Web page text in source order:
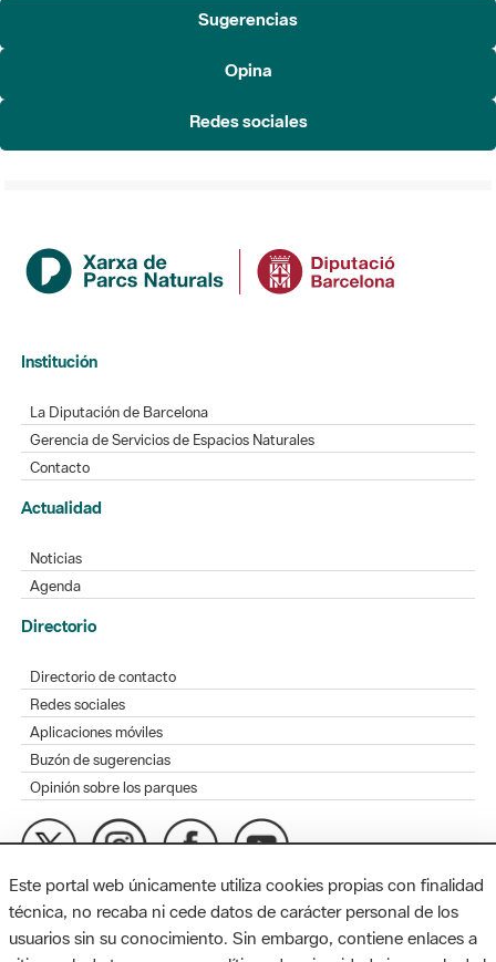
Sugerencias
Opina
Redes sociales
Institución
La Diputación de Barcelona
Gerencia de Servicios de Espacios Naturales
Contacto
Actualidad
Noticias
Agenda
Directorio
Directorio de contacto
Redes sociales
Aplicaciones móviles
Buzón de sugerencias
Opinión sobre los parques
MAPA WEB AVISO LEGAL ACCESIBILIDAD
Diputación de Barcelona. Edifici Llacuna, 1a planta. Badajoz, 49.
Este portal web únicamente utiliza cookies propias con finalidad
técnica, no recaba ni cede datos de carácter personal de los
usuarios sin su conocimiento. Sin embargo, contiene enlaces a